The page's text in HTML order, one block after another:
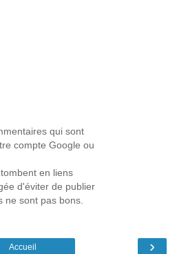
qui sont
compte Google ou
en liens
d'éviter de publier
ne sont pas bons.
›
Accueil